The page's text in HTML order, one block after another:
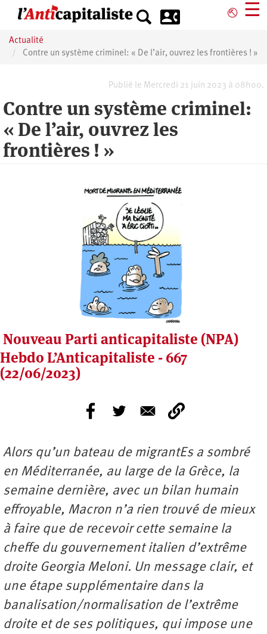
principal
⎋ ☰
Actualité
Contre un système criminel: « De l’air, ouvrez les frontières ! »
Publié le Mercredi 21 juin 2023 à 08h00.
Contre un système criminel:
« De l’air, ouvrez les
frontières ! »
Nouveau Parti anticapitaliste (NPA)
Hebdo L’Anticapitaliste - 667
(22/06/2023)
Alors qu’un bateau de migrantEs a sombré
en Méditerranée, au large de la Grèce, la
semaine dernière, avec un bilan humain
effroyable, Macron n’a rien trouvé de mieux
à faire que de recevoir cette semaine la
cheffe du gouvernement italien d’extrême
droite Georgia Meloni. Un message clair, et
une étape supplémentaire dans la
banalisation/normalisation de l’extrême
droite et de ses politiques, qui impose une